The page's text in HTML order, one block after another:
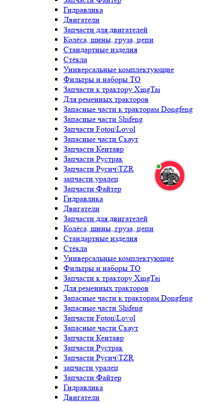
Гидравлика
Двигатели
Запчасти для двигателей
Колёса, шины, груза, цепи
Стандартные изделия
Стёкла
Универсальные комплектующие
Фильтры и наборы ТО
Запчасти к трактору XingTai
Для ременных тракторов
Запасные части к тракторам Dongfeng
Запасные части Shifeng
Запчасти Foton\Lovol
Запасные части Скаут
Запчасти Кентавр
Запчасти Рустрак
Запчасти Русич\TZR
запчасти уралец
Запчасти Файтер
Гидравлика
Двигатели
Запчасти для двигателей
Колёса, шины, груза, цепи
Стандартные изделия
Стёкла
Универсальные комплектующие
Фильтры и наборы ТО
Запчасти к трактору XingTai
Для ременных тракторов
Запасные части к тракторам Dongfeng
Запасные части Shifeng
Запчасти Foton\Lovol
Запасные части Скаут
Запчасти Кентавр
Запчасти Рустрак
Запчасти Русич\TZR
запчасти уралец
Запчасти Файтер
Гидравлика
Двигатели